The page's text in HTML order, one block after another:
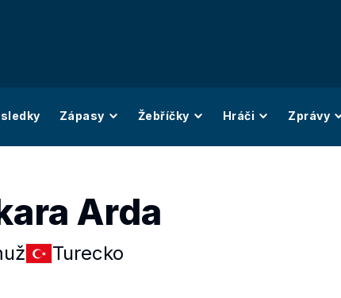
Zápasy Žebříčky Hráči Zprávy
Arda
Turecko